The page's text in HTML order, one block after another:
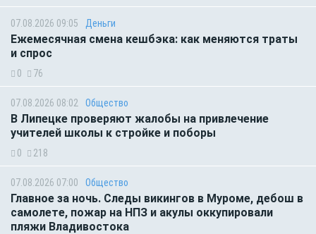
07.08.2026 09:05 Деньги
Ежемесячная смена кешбэка: как меняются траты
и спрос
0 76
07.08.2026 08:02 Общество
В Липецке проверяют жалобы на привлечение
учителей школы к стройке и поборы
0 218
07.08.2026 07:00 Общество
Главное за ночь. Следы викингов в Муроме, дебош в
самолете, пожар на НПЗ и акулы оккупировали
пляжи Владивостока